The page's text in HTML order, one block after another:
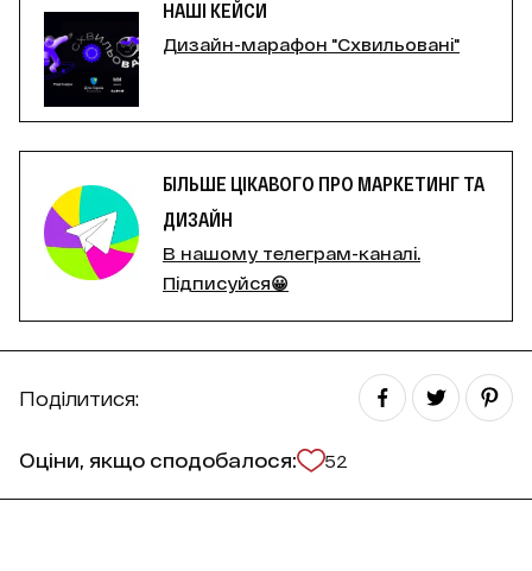
НАШІ КЕЙСИ
Дизайн-марафон "Схвильовані"
БІЛЬШЕ ЦІКАВОГО ПРО МАРКЕТИНГ ТА
ДИЗАЙН
В нашому телеграм-каналі.
Підписуйся😀
Поділитися:
Оціни, якщо сподобалося: 52